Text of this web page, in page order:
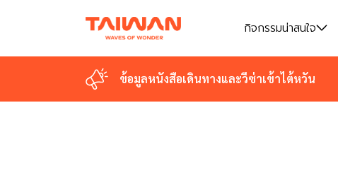
กิจกรรมน่าสนใจ
ข้อมูลหนังสือเดินทางและวีซ่าเข้าไต้หวัน
กิจกรรมน่าสนใจ
ข้อมูลหนังสือเดินทางและวีซ่าเข้าไต้หวัน